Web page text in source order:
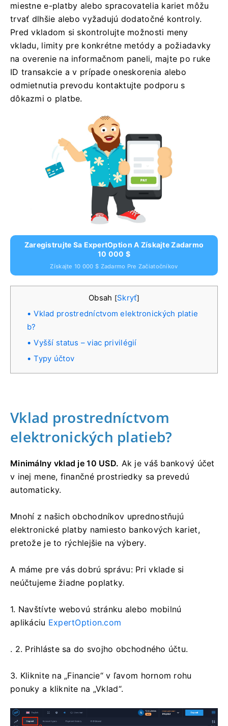
miestne e-platby alebo spracovatelia kariet môžu
trvať dlhšie alebo vyžadujú dodatočné kontroly.
Pred vkladom si skontrolujte možnosti meny
vkladu, limity pre konkrétne metódy a požiadavky
na overenie na informačnom paneli, majte po ruke
ID transakcie a v prípade oneskorenia alebo
odmietnutia prevodu kontaktujte podporu s
dôkazmi o platbe.
Zaregistrujte Sa ExpertOption A Získajte Zadarmo
10 000 $
Získajte 10 000 $ Zadarmo Pre Začiatočníkov
Obsah [Skryť]
Vklad prostredníctvom elektronických platie
b?
Vyšší status – viac privilégií
Typy účtov
Vklad prostredníctvom
elektronických platieb?
Minimálny vklad je 10 USD. Ak je váš bankový účet
v inej mene, finančné prostriedky sa prevedú
automaticky.
Mnohí z našich obchodníkov uprednostňujú
elektronické platby namiesto bankových kariet,
pretože je to rýchlejšie na výbery.
A máme pre vás dobrú správu: Pri vklade si
neúčtujeme žiadne poplatky.
1. Navštívte webovú stránku alebo mobilnú
aplikáciu ExpertOption.com
. 2. Prihláste sa do svojho obchodného účtu.
3. Kliknite na „Financie“ v ľavom hornom rohu
ponuky a kliknite na „Vklad“.